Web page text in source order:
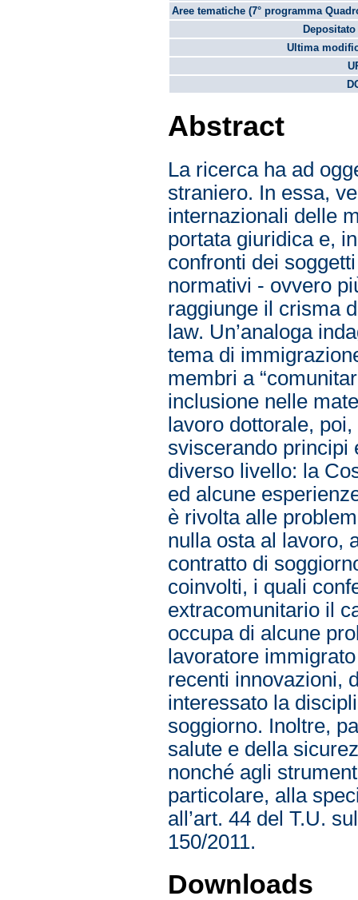
Aree tematiche (7° programma
Ultima
Abstract
La ricerca ha ad
straniero. In essa,
internazionali delle
portata giuridica e,
confronti dei
normativi - ovvero
raggiunge il crisma
law. Un’analoga
tema di
membri a
inclusione nelle
lavoro dottorale,
sviscerando principi
diverso livello: la
ed alcune
è rivolta alle
nulla osta al lavoro,
contratto di
coinvolti, i quali
extracomunitario il
occupa di alcune
lavoratore
recenti innovazioni,
interessato la
soggiorno. Inoltre,
salute e della
nonché agli
particolare, alla
all’art. 44 del T.U.
150/2011.
Downloads